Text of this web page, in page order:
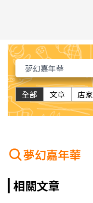
全部 文章 店家
夢幻嘉年華
相關文章